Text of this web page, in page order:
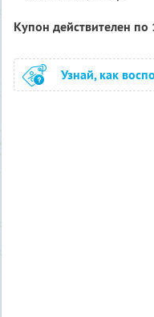
Купон действителен
Узнай, как